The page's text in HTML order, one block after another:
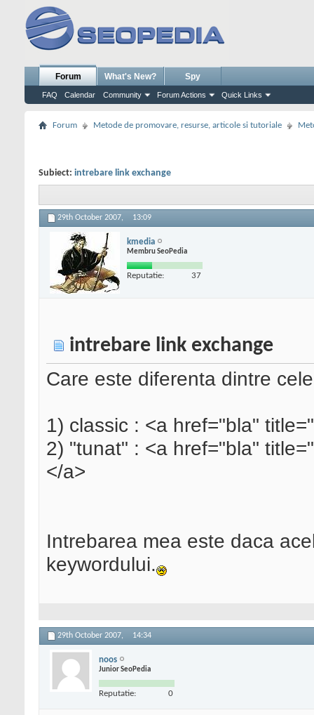
Forum
FAQ Calendar Community Forum Actions Quick Links
What's New? Spy
Forum Metode de promovare, resurse, articole si tutoriale
Subiect: intrebare link exchange
29th October 2007, 13:09
kmedia
Membru SeoPedia
Reputatie: 37
intrebare link exchange
Care este diferenta dintre
1) classic : <a href="bla"
2) "tunat" : <a href="bla"
</a>
Intrebarea mea este daca
keywordului.
29th October 2007, 14:34
noos
Junior SeoPedia
Reputatie: 0